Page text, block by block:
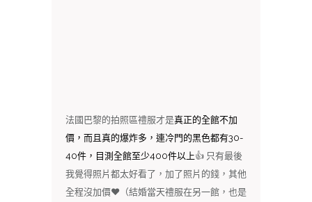
法國巴黎的拍照區禮服才是真正的全館不加
價，而且真的爆炸多，連冷門的黑色都有30-
40件，目測全館至少400件以上👍 只有最後
我覺得照片都太好看了，加了照片的錢，其他
全程沒加價❤️（結婚當天禮服在另一館，也是